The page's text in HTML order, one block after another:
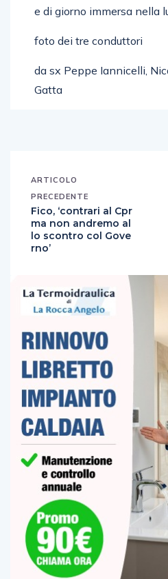
e di giorno immersa nella
foto dei tre conduttori
da sx Peppe Iannicelli,
Gatta
ARTICOLO
PRECEDENTE
Fico, ‘contrari al Cpr
ma non andremo al
lo scontro col Gove
rno’